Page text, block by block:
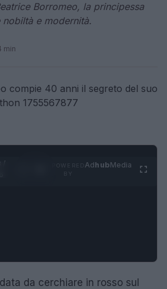
Borromeo, la principessa
nobiltà e modernità.
min
/
AdhubMedia
da cerchiare in rosso sul